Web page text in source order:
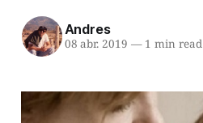
Andres
08 abr. 2019 —1 min read